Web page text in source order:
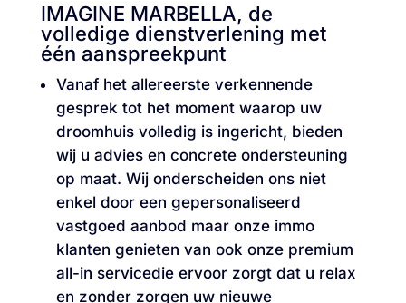
IMAGINE MARBELLA, de
volledige dienstverlening met
één aanspreekpunt
Vanaf het allereerste verkennende
gesprek tot het moment waarop uw
droomhuis volledig is ingericht, bieden
wij u advies en concrete ondersteuning
op maat. Wij onderscheiden ons niet
enkel door een gepersonaliseerd
vastgoed aanbod maar onze immo
klanten genieten van ook onze premium
all-in servicedie ervoor zorgt dat u relax
en zonder zorgen uw nieuwe